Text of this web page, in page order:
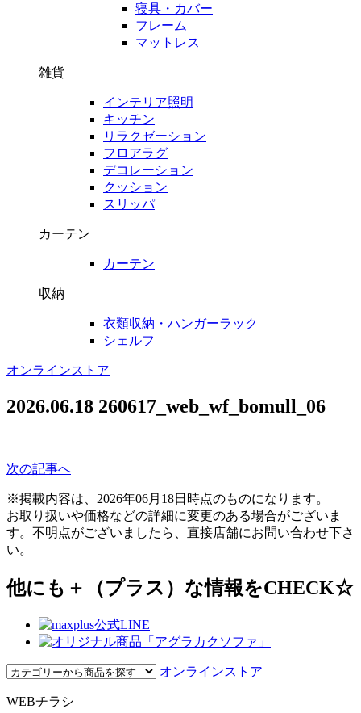
寝具・カバー
フレーム
マットレス
雑貨
インテリア照明
キッチン
リラクゼーション
フロアラグ
デコレーション
クッション
スリッパ
カーテン
カーテン
収納
衣類収納・ハンガーラック
シェルフ
オンラインストア
2026.06.18 260617_web_wf_bomull_06
次の記事へ
※掲載内容は、2026年06月18日時点のものになります。
お取り扱いや価格などの詳細に変更のある場合がございま
す。不明点がございましたら、直接店舗にお問い合わせ下さ
い。
他にも＋（プラス）な情報をCHECK☆
オンラインストア
WEBチラシ